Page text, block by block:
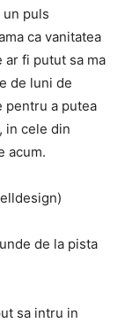
puls
ca vanitatea
ar fi putut sa ma
de luni de
a putea
in cele din
acum.
de la pista
sa intru in